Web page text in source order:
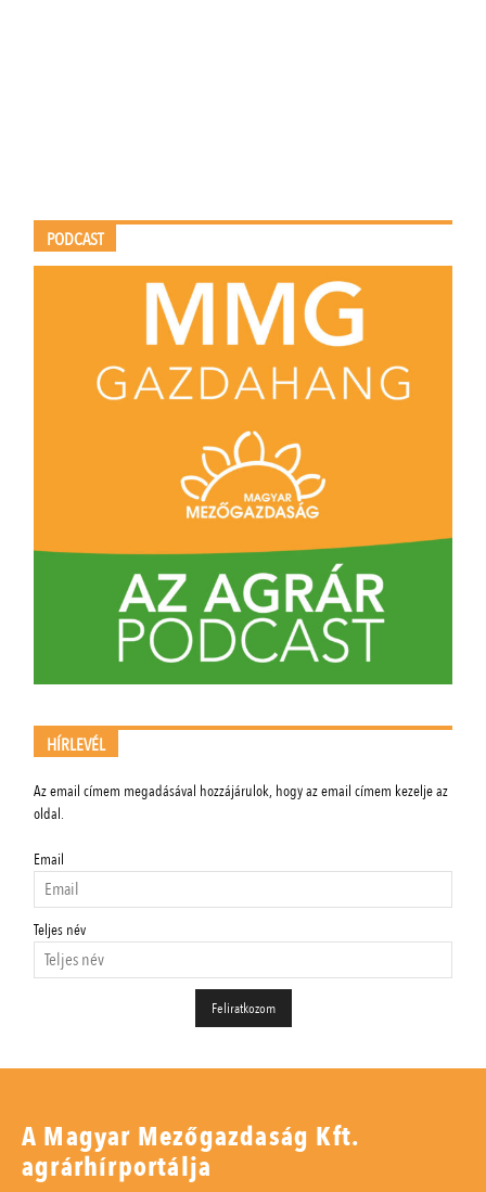
PODCAST
HÍRLEVÉL
Az email címem megadásával hozzájárulok, hogy az email címem kezelje az
oldal.
Email
Teljes név
A Magyar Mezőgazdaság Kft.
agrárhírportálja